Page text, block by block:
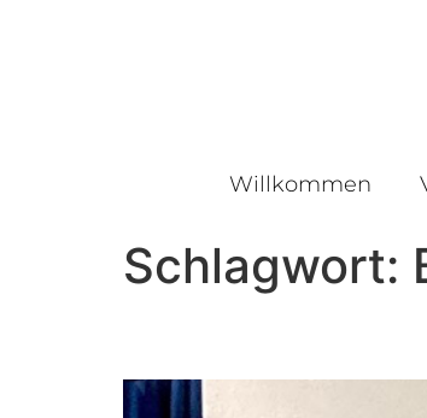
Willkommen
Schlagwort: